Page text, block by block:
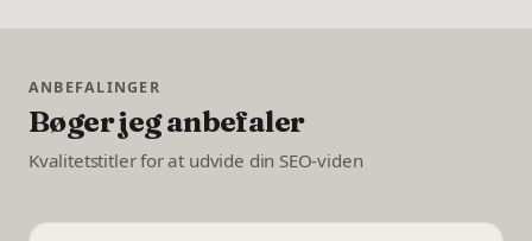
ANBEFALINGER
Bøger jeg anbefaler
Kvalitetstitler for at udvide din SEO-viden